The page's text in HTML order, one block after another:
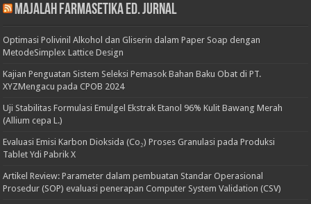
Majalah Farmasetika Ed. Jurnal
Optimasi Polivinil Alkohol dan Gliserin dalam Paper Soap dengan
MetodeSimplex Lattice Design
Kajian Penguatan Sistem Seleksi Pemasok Bahan Baku Obat di PT.
XYZMengacu pada CPOB 2024
Uji Stabilitas Formulasi Emulgel Ekstrak Etanol 96% Kulit Bawang Merah
(Allium cepa L.)
Evaluasi Emisi Karbon Dioksida (Co₂) Proses Granulasi pada Produksi
Tablet Ydi Pabrik X
Artikel Review: Parameter dalam pembuatan Standar Operasional
Prosedur (SOP) evaluasi penerapan Computer System Validation (CSV)